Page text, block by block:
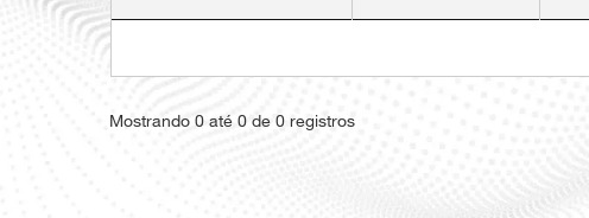
Mostrando 0 até 0 de 0 registros